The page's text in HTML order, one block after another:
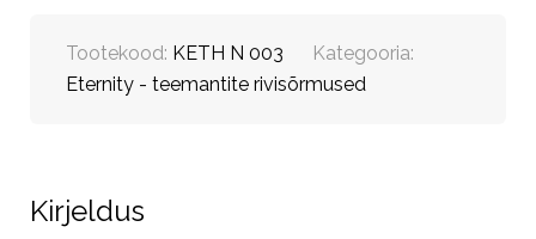
Tootekood: KETH N 003
Kategooria:
Eternity - teemantite rivisõrmused
Kirjeldus